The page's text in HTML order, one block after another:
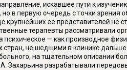
искавшее пути к
в первую очередь с точки зрения
ее представителей не
терапевты рассматривали
психическое — как производное
не шедшими в клинике
на тщательном описании
Захарьина разрабатывали